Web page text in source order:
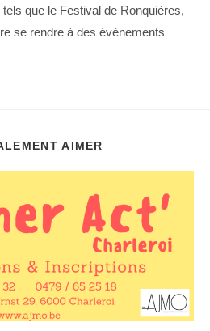
que le Festival de Ronquières,
se rendre à des évènements
AIMER